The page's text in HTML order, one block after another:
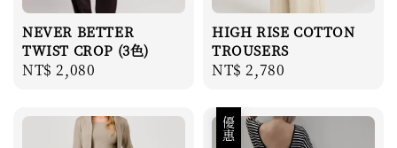
NEVER BETTER
TWIST CROP (3色)
Regular
NT$ 2,080
HIGH RISE COTTON
TROUSERS
Regular
NT$ 2,780
優惠